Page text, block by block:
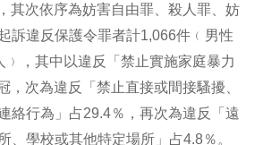
其次依序為妨害自由罪、殺人罪、妨
訴違反保護令罪者計1,066件﹙男性
﹚，其中以違反「禁止實施家庭暴力
，次為違反「禁止直接或間接騷擾、
絡行為」占29.4％，再次為違反「遠
、學校或其他特定場所」占4.8％。